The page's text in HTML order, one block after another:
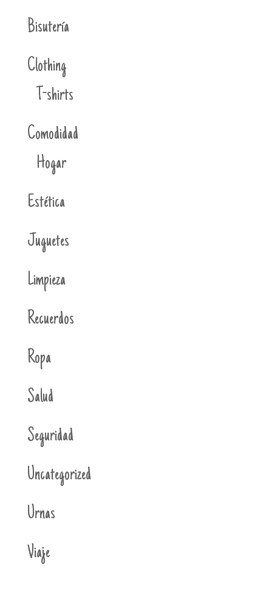
Bisutería
Clothing
T-shirts
Comodidad
Hogar
Estética
Juguetes
Limpieza
Recuerdos
Ropa
Salud
Seguridad
Uncategorized
Urnas
Viaje